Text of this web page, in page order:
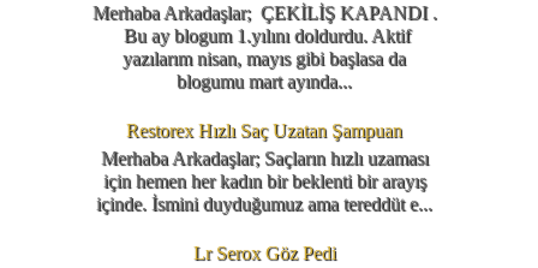
Merhaba Arkadaşlar; ÇEKİLİŞ KAPANDI .
Bu ay blogum 1.yılını doldurdu. Aktif
yazılarım nisan, mayıs gibi başlasa da
blogumu mart ayında...
Restorex Hızlı Saç Uzatan Şampuan
Merhaba Arkadaşlar; Saçların hızlı uzaması
için hemen her kadın bir beklenti bir arayış
içinde. İsmini duyduğumuz ama tereddüt e...
Lr Serox Göz Pedi